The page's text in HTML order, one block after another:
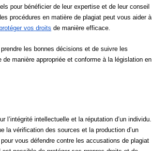
pour bénéficier de leur expertise et de leur conseil
procédures en matière de plagiat peut vous aider à
vos droits de manière efficace.
les bonnes décisions et de suivre les
manière appropriée et conforme à la législation en
l’intégrité intellectuelle et la réputation d’un individu.
la vérification des sources et la production d’un
vous défendre contre les accusations de plagiat